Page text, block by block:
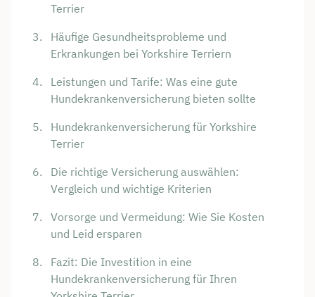
Terrier
Häufige Gesundheitsprobleme und
Erkrankungen bei Yorkshire Terriern
Leistungen und Tarife: Was eine gute
Hundekrankenversicherung bieten sollte
Hundekrankenversicherung für Yorkshire
Terrier
Die richtige Versicherung auswählen:
Vergleich und wichtige Kriterien
Vorsorge und Vermeidung: Wie Sie Kosten
und Leid ersparen
Fazit: Die Investition in eine
Hundekrankenversicherung für Ihren